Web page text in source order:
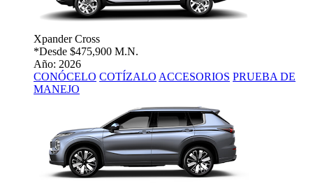
Xpander Cross
*Desde $475,900 M.N.
Año: 2026
CONÓCELO COTÍZALO ACCESORIOS PRUEBA DE
MANEJO